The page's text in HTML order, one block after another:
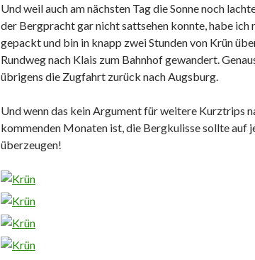
Und weil auch am nächsten Tag die Sonne noch
der Bergpracht gar nicht sattsehen konnte, habe ich
gepackt und bin in knapp zwei Stunden von Krün
Rundweg nach Klais zum Bahnhof gewandert.
übrigens die Zugfahrt zurück nach Augsburg.
Und wenn das kein Argument für weitere Kurztrips
kommenden Monaten ist, die Bergkulisse sollte auf
überzeugen!